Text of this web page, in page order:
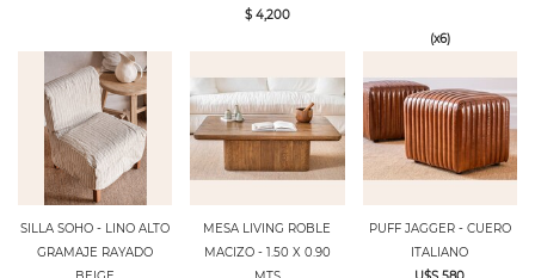
$ 4,200
(x6)
SILLA SOHO - LINO ALTO
GRAMAJE RAYADO
MESA LIVING ROBLE
MACIZO - 1.50 X 0.90
PUFF JAGGER - CUERO
ITALIANO